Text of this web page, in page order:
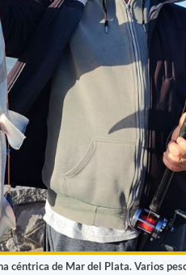
céntrica de Mar del Plata. Varios